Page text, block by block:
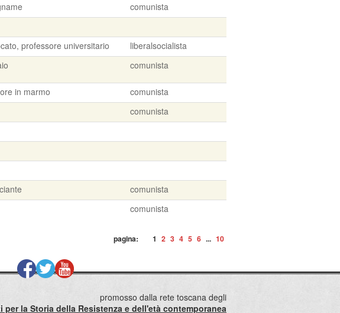
comunista
professore universitario
liberalsocialista
comunista
in marmo
comunista
comunista
comunista
comunista
pagina: 1 2 3 4 5 6 ... 10
promosso dalla rete toscana degli
per la Storia della Resistenza e dell'età contemporanea